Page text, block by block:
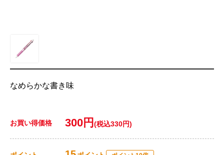
なめらかな書き味
お買い得価格 300円 (税込330円)